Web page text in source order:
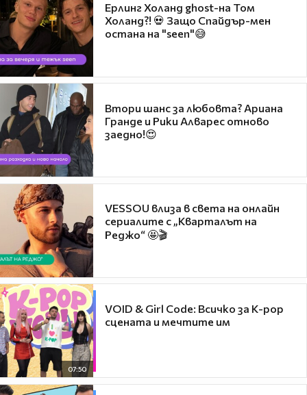
Ерлинг Холанд ghost-на Том
Холанд?! 💀 Защо Спайдър-мен
остана на "seen"😅
Втори шанс за любовта? Ариана
Гранде и Рики Алварес отново
заедно!😍
VESSOU влиза в света на онлайн
сериалите с „Кварталът на
Реджо“ 🤩🎬
07:50
VOID & Girl Code: Всичко за K-pop
сцената и мечтите им